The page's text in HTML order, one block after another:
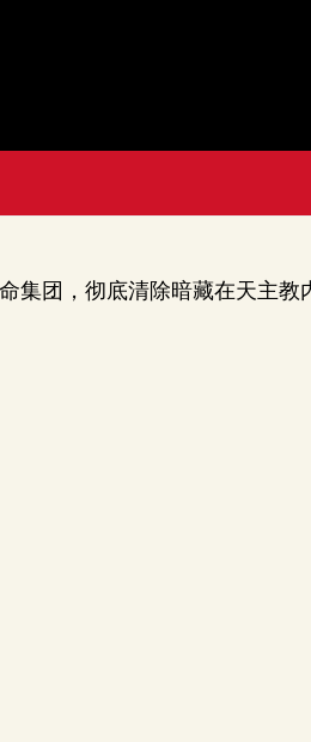
集团，彻底清除暗藏在天主教